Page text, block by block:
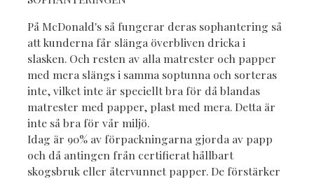
På McDonald's så fungerar deras sophantering så
att kunderna får slänga överbliven dricka i
slasken. Och resten av alla matrester och papper
med mera slängs i samma soptunna och sorteras
inte, vilket inte är speciellt bra för då blandas
matrester med papper, plast med mera. Detta är
inte så bra för vår miljö.
Idag är 90% av förpackningarna gjorda av papp
och då antingen från certifierat hållbart
skogsbruk eller återvunnet papper. De förstärker